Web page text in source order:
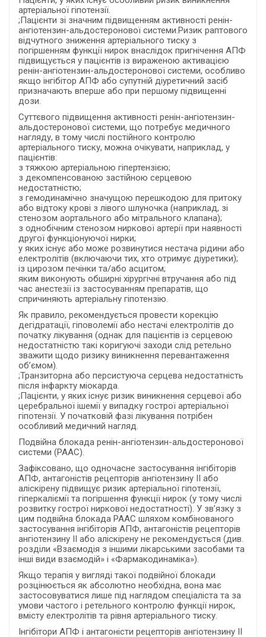
артеріальної гіпотензії.
;Пацієнти зі значним підвищенням активності ренін-
ангіотензин-альдостеронової системи.Ризик раптового
відчутного зниження артеріального тиску з
погіршенням функції нирок внаслідок пригнічення АПФ
підвищується у пацієнтів із вираженою активацією
ренін-ангіотензин-альдостеронової системи, особливо
якщо інгібітор АПФ або супутній діуретичний засіб
призначають вперше або при першому підвищенні
дози.
Суттєвого підвищення активності ренін-ангіотензин-
альдостеронової системи, що потребує медичного
нагляду, в тому числі постійного контролю
артеріального тиску, можна очікувати, наприклад, у
пацієнтів:
з тяжкою артеріальною гіпертензією;
з декомпенсованою застійною серцевою
недостатністю;
з гемодинамічно значущою перешкодою для притоку
або відтоку крові з лівого шлуночка (наприклад, зі
стенозом аортального або мітрального клапана);
з однобічним стенозом ниркової артерії при наявності
другої функціонуючої нирки;
у яких існує або може розвинутися нестача рідини або
електролітів (включаючи тих, хто отримує діуретики);
із цирозом печінки та/або асцитом;
яким виконують обширні хірургічні втручання або під
час анестезії із застосуванням препаратів, що
спричиняють артеріальну гіпотензію.
Як правило, рекомендується провести корекцію
дегідратації, гіповолемії або нестачі електролітів до
початку лікування (однак для пацієнтів із серцевою
недостатністю такі коригуючі заходи слід ретельно
зважити щодо ризику виникнення перевантаження
об’ємом).
;Транзиторна або персистуюча серцева недостатність
після інфаркту міокарда.
;Пацієнти, у яких існує ризик виникнення серцевої або
церебральної ішемії у випадку гострої артеріальної
гіпотензії. У початковій фазі лікування потрібен
особливий медичний нагляд.
Подвійна блокада ренін-ангіотензин-альдостеронової
системи (РААС).
Зафіксовано, що одночасне застосування інгібіторів
АПФ, антагоністів рецепторів ангіотензину ІІ або
аліскірену підвищує ризик артеріальної гіпотензії,
гіперкаліємії та погіршення функції нирок (у тому числі
розвитку гострої ниркової недостатності). У зв’язку з
цим подвійна блокада РААС шляхом комбінованого
застосування інгібіторів АПФ, антагоністів рецепторів
ангіотензину ІІ або аліскірену не рекомендується (див.
розділи «Взаємодія з іншими лікарськими засобами та
інші види взаємодій» і «Фармакодинаміка»).
Якщо терапія у вигляді такої подвійної блокади
розцінюється як абсолютно необхідна, вона має
застосовуватися лише під наглядом спеціаліста та за
умови частого і ретельного контролю функції нирок,
вмісту електролітів та рівня артеріального тиску.
Інгібітори АПФ і антагоністи рецепторів ангіотензину II